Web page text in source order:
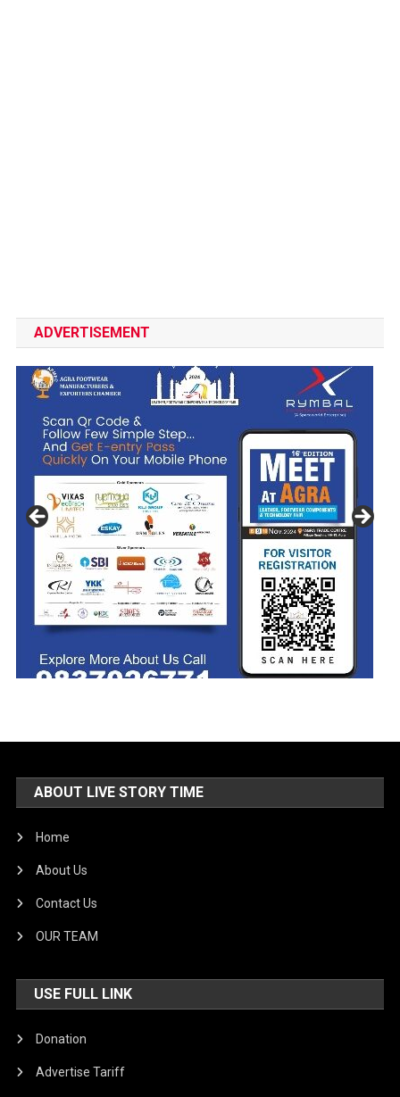
ADVERTISEMENT
ABOUT LIVE STORY TIME
Home
About Us
Contact Us
OUR TEAM
USE FULL LINK
Donation
Advertise Tariff